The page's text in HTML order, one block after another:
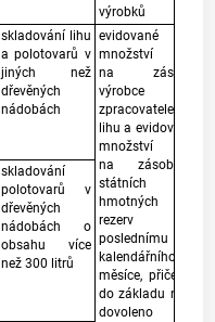
výrobků
skladování lihu
a polotovarů v
jiných než
dřevěných
nádobách
evidované
množství lihu
na zásobě
výrobce a
zpracovatele
lihu a evidované
množství lihu
na zásobách
státních
hmotných
rezerv k
poslednímu dni
kalendářního
měsíce, přičemž
do základu není
dovoleno
skladování
polotovarů v
dřevěných
nádobách o
obsahu více
než 300 litrů